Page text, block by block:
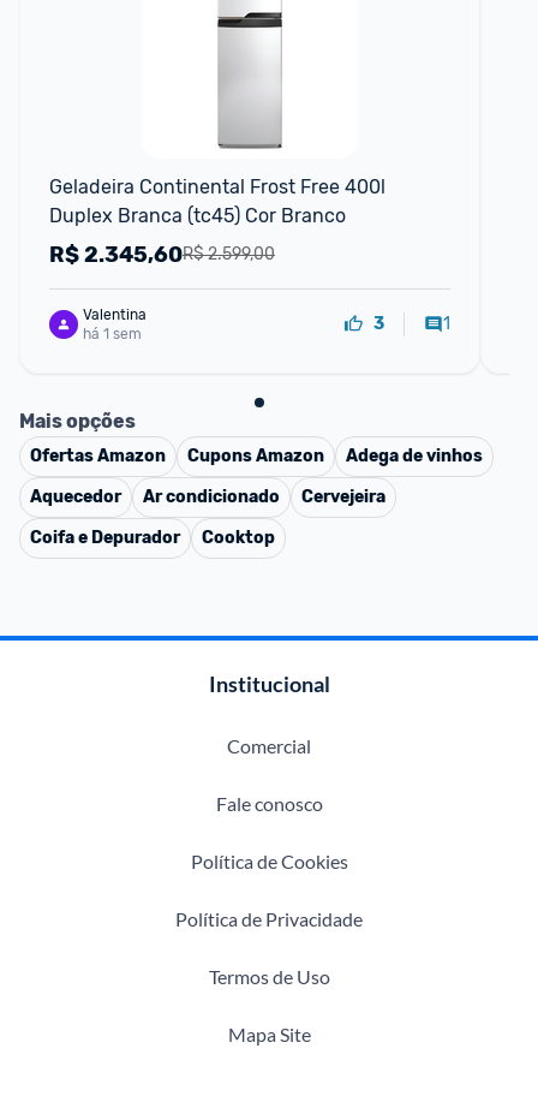
Geladeira Continental Frost Free 400l
Duplex Branca (tc45) Cor Branco
R$ 2.599,00
R$2.345,60
Valentina
há 1 sem
3 1
Mais opções
OfertasAmazon CuponsAmazon
Adega de vinhos
Aquecedor
Ar condicionado
Cervejeira
Coifa e Depurador
Cooktop
Institucional
Comercial
Fale conosco
Política de Cookies
Política de Privacidade
Termos de Uso
Mapa Site